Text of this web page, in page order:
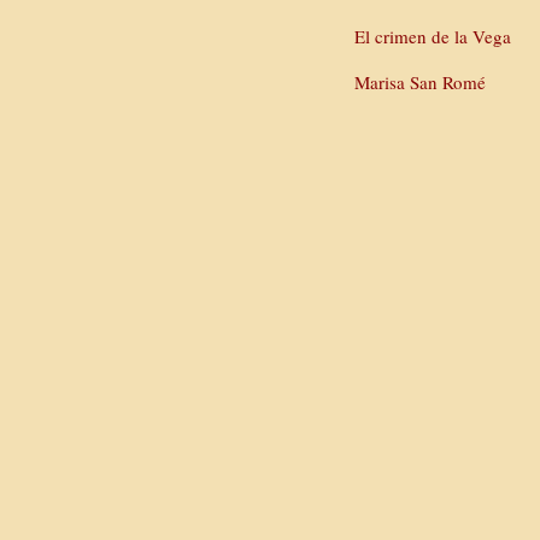
El crimen de la Vega
Marisa San Romé